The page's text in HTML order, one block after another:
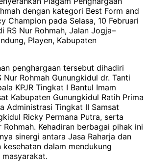
dengan kategori Best Form and
Champion pada Selasa, 10 Februari
RS Nur Rohmah, Jalan Jogja–
Playen, Kabupaten
penghargaan tersebut dihadiri
Nur Rohmah Gunungkidul dr. Tanti
KPJR Tingkat I Bantul Imam
Kabupaten Gunungkidul Ratih Prima
Administrasi Tingkat II Samsat
Ricky Permana Putra, serta
Rohmah. Kehadiran berbagai pihak ini
sinergi antara Jasa Raharja dan
dalam mendukung